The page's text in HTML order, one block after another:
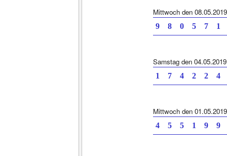
Mittwoch den 08.05.2019
9 8 0 5 7 1
Samstag den 04.05.2019
1 7 4 2 2 4
Mittwoch den 01.05.2019
4 5 5 1 9 9